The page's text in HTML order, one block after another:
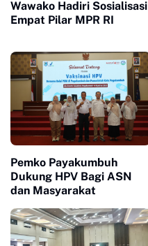
Wawako Hadiri Sosialisasi
Empat Pilar MPR RI
Pemko Payakumbuh
Dukung HPV Bagi ASN
dan Masyarakat